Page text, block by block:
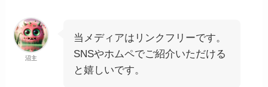
沼主
当メディアはリンクフリーです。
SNSやホムペでご紹介いただける
と嬉しいです。